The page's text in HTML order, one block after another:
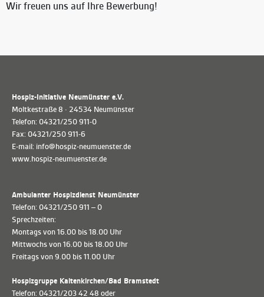
Wir freuen uns auf Ihre Bewerbung!
Hospiz-Initiative Neumünster e.V.
Moltkestraße 8 · 24534 Neumünster
Telefon: 04321/250 911-0
Fax: 04321/250 911-6
E-mail: info@hospiz-neumuenster.de
www.hospiz-neumuenster.de
Ambulanter Hospizdienst Neumünster
Telefon: 04321/250 911 – 0
Sprechzeiten:
Montags von 16.00 bis 18.00 Uhr
Mittwochs von 16.00 bis 18.00 Uhr
Freitags von 9.00 bis 11.00 Uhr
Hospizgruppe Kaltenkirchen/Bad Bramstedt
Telefon: 04321/203 42 48 oder